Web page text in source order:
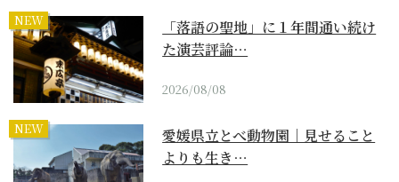
NEW
「落語の聖地」に１年間通い続け
た演芸評論…
2026/08/08
NEW
愛媛県立とべ動物園｜見せること
よりも生き…